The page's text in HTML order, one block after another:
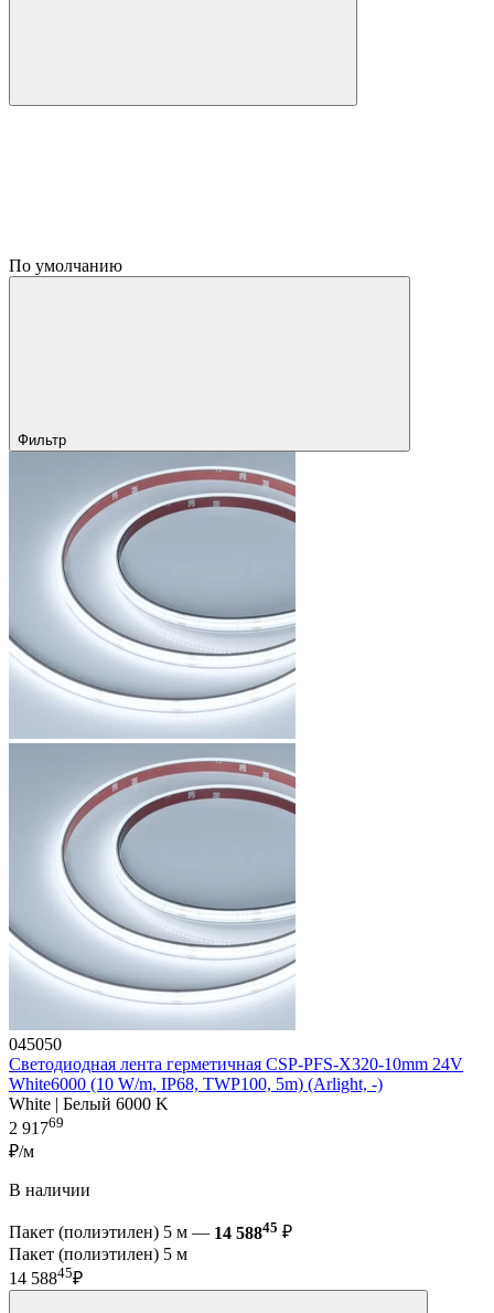
По умолчанию
Фильтр
045050
Светодиодная лента герметичная CSP-PFS-X320-10mm 24V
White6000 (10 W/m, IP68, TWP100, 5m) (Arlight, -)
White | Белый 6000 K
2 91769
₽/м
В наличии
Пакет (полиэтилен) 5 м — 14 58845 ₽
Пакет (полиэтилен) 5 м
14 58845₽